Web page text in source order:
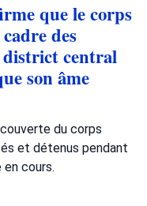
que le corps
des
district central
son âme
du corps
et détenus pendant
cours.